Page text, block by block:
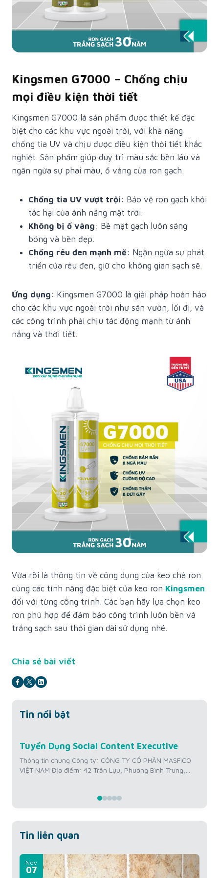
Kingsmen G7000 – Chống chịu
mọi điều kiện thời tiết
Kingsmen G7000 là sản phẩm được thiết kế đặc
biệt cho các khu vực ngoài trời, với khả năng
chống tia UV và chịu được điều kiện thời tiết khắc
nghiệt. Sản phẩm giúp duy trì màu sắc bền lâu và
ngăn ngừa sự phai màu, ố vàng của ron gạch.
Chống tia UV vượt trội: Bảo vệ ron gạch khỏi
tác hại của ánh nắng mặt trời.
Không bị ố vàng: Bề mặt gạch luôn sáng
bóng và bền đẹp.
Chống rêu đen mạnh mẽ: Ngăn ngừa sự phát
triển của rêu đen, giữ cho không gian sạch sẽ.
Ứng dụng: Kingsmen G7000 là giải pháp hoàn hảo
cho các khu vực ngoài trời như sân vườn, lối đi, và
các công trình phải chịu tác động mạnh từ ánh
nắng và thời tiết.
Vừa rồi là thông tin về công dụng của keo chà ron
cùng các tính năng đặc biệt của keo ron Kingsmen
đối với từng công trình. Các bạn hãy lựa chọn keo
ron phù hợp để đảm bảo công trình luôn bền và
trắng sạch sau thời gian dài sử dụng nhé.
Chia sẻ bài viết
Tin nổi bật
22
Tuyển Dụng Social Content Executive
Thông tin chung Công ty: CÔNG TY CỔ PHẦN MASFICO
VIỆT NAM Địa điểm: 42 Trần Lựu, Phường Bình Trưng,
Số lượng tuyển: 01 người Thời gian làm việc: Thứ 2 –
Thứ...
Tin liên quan
Nov
07